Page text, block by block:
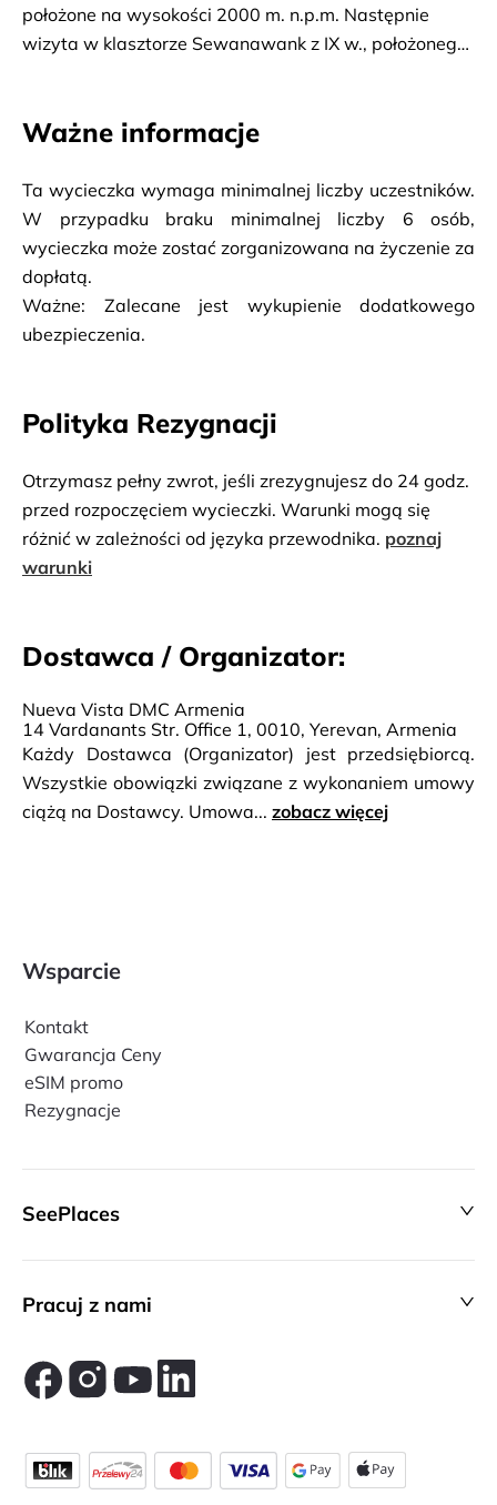
położone na wysokości 2000 m. n.p.m. Następnie
wizyta w klasztorze Sewanawank z IX w., położonego
na obiad i okazja do spróbowania słynnego
miasteczka Dilidżan, nazywane przez Ormian "Małą
Szwajcarią", które za czasów ZSRR było
najpopularniejszym kurortem w Armenii. Zwiedzanie
etnicznej części miasta z licznymi sklepami z
pamiątkami i warsztatem garncarskim, czas na zakup
pamiątek. Następnie wizyta w muzeum geologicznym
położonego w uroczej zalesionej dolinie.
Ważne informacje
Ta wycieczka wymaga minimalnej liczby uczestników.
W przypadku braku minimalnej liczby 6 osób,
wycieczka może zostać zorganizowana na życzenie za
dopłatą.
Ważne: Zalecane jest wykupienie dodatkowego
ubezpieczenia.
Polityka Rezygnacji
Otrzymasz pełny zwrot, jeśli zrezygnujesz do 24 godz.
przed rozpoczęciem wycieczki. Warunki mogą się
różnić w zależności od języka przewodnika. poznaj
warunki
Dostawca / Organizator:
Nueva Vista DMC Armenia
14 Vardanants Str. Office 1, 0010, Yerevan, Armenia
Każdy Dostawca (Organizator) jest przedsiębiorcą.
Wszystkie obowiązki związane z wykonaniem umowy
ciążą na Dostawcy. Umowa... zobacz więcej
Wsparcie
Kontakt
Gwarancja Ceny
eSIM promo
Rezygnacje
SeePlaces
Pracuj z nami